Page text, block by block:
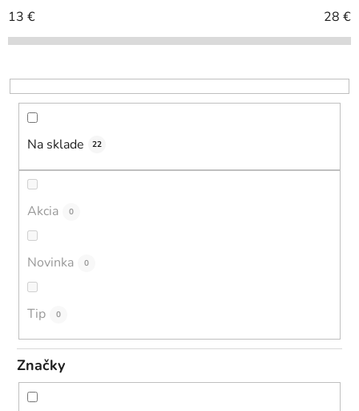
i
e
r
o
13 € 28 €
Na sklade 22
Akcia 0
Novinka 0
Tip 0
Značky